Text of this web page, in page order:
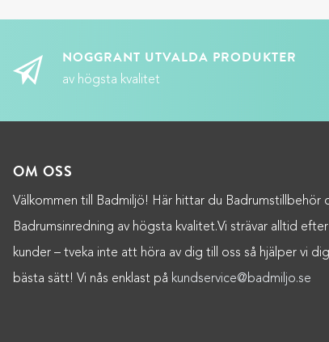
NOGGRANT UTVALDA PRODUKTER
av högsta kvalitet
OM OSS
Välkommen till Badmiljö! Här hittar du Badrumstillbehör
Badrumsinredning av högsta kvalitet.Vi strävar alltid
kunder – tveka inte att höra av dig till oss så hjälper vi
bästa sätt! Vi nås enklast på kundservice@badmiljo.se